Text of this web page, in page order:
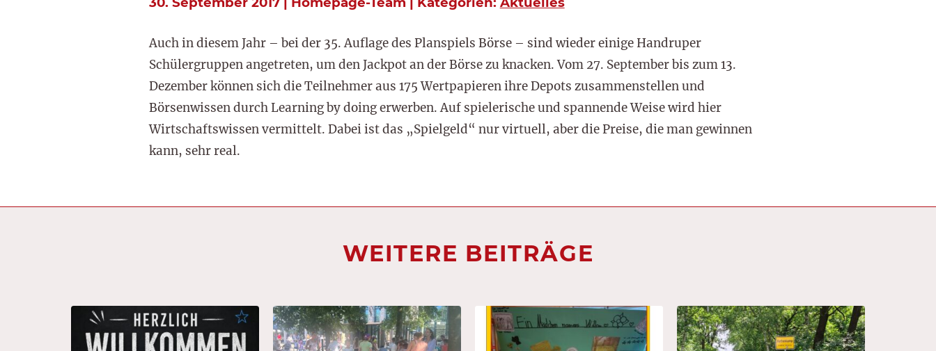
Auch in diesem Jahr – bei der 35. Auflage des Planspiels Börse – sind wieder einige Handruper
Schülergruppen angetreten, um den Jackpot an der Börse zu knacken. Vom 27. September bis zum 13.
Dezember können sich die Teilnehmer aus 175 Wertpapieren ihre Depots zusammenstellen und
Börsenwissen durch Learning by doing erwerben. Auf spielerische und spannende Weise wird hier
Wirtschaftswissen vermittelt. Dabei ist das „Spielgeld“ nur virtuell, aber die Preise, die man gewinnen
kann, sehr real.
WEITERE BEITRÄGE